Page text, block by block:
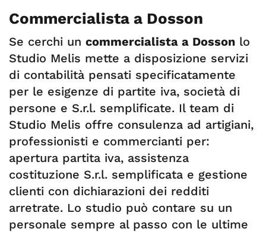
Commercialista a Dosson
Se cerchi un commercialista a Dosson lo
Studio Melis mette a disposizione servizi
di contabilità pensati specificatamente
per le esigenze di partite iva, società di
persone e S.r.l. semplificate. Il team di
Studio Melis offre consulenza ad artigiani,
professionisti e commercianti per:
apertura partita iva, assistenza
costituzione S.r.l. semplificata e gestione
clienti con dichiarazioni dei redditi
arretrate. Lo studio può contare su un
personale sempre al passo con le ultime